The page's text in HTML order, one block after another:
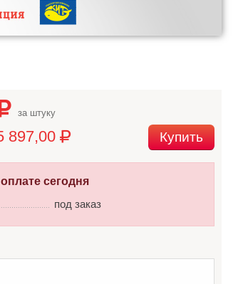
за штуку
897,00 Купить
сегодня
под заказ